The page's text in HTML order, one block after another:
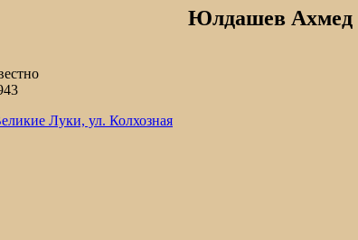
Юлдашев Ахмед
Луки, ул. Колхозная